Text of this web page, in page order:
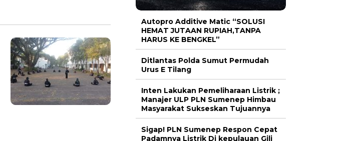
Autopro Additive Matic “SOLUSI
HEMAT JUTAAN RUPIAH,TANPA
HARUS KE BENGKEL”
Ditlantas Polda Sumut Permudah
Urus E Tilang
Inten Lakukan Pemeliharaan Listrik ;
Manajer ULP PLN Sumenep Himbau
Masyarakat Sukseskan Tujuannya
Sigap! PLN Sumenep Respon Cepat
Padamnya Listrik Di kepulauan Gili